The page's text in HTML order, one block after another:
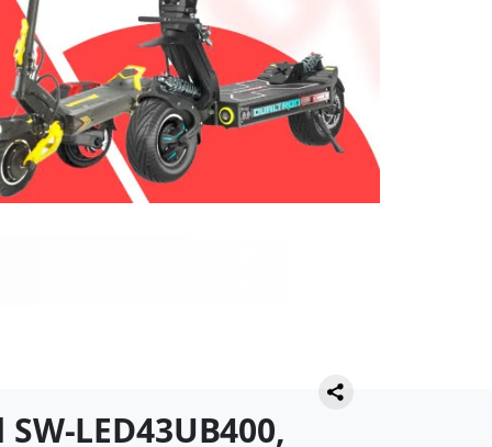
LED43UB400,